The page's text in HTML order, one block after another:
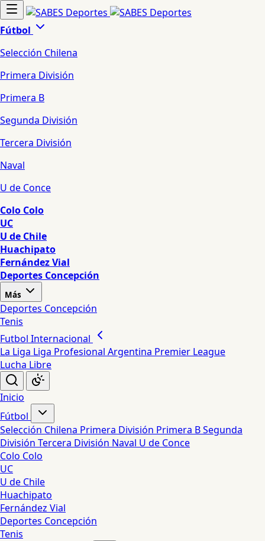
Fútbol
Selección Chilena
Primera División
Primera B
Segunda División
Tercera División
Naval
U de Conce
Colo Colo
UC
U de Chile
Huachipato
Fernández Vial
Deportes Concepción
Más
Deportes Concepción
Tenis
Futbol Internacional
La Liga Liga Profesional Argentina Premier League
Lucha Libre
Inicio
Fútbol
Selección Chilena Primera División Primera BSegunda
División Tercera División Naval U de Conce
Colo Colo
UC
U de Chile
Huachipato
Fernández Vial
Deportes Concepción
Tenis